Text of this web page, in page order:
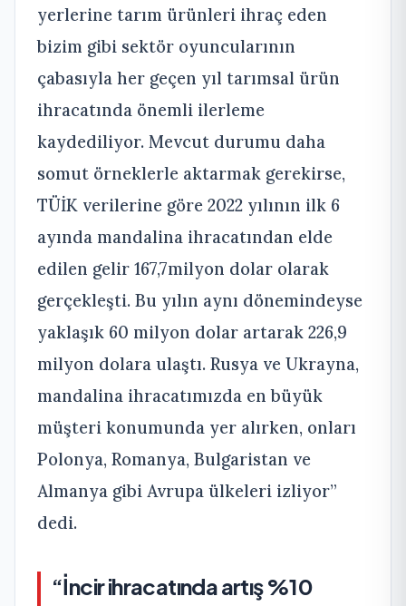
yerlerine tarım ürünleri ihraç eden
bizim gibi sektör oyuncularının
çabasıyla her geçen yıl tarımsal ürün
ihracatında önemli ilerleme
kaydediliyor. Mevcut durumu daha
somut örneklerle aktarmak gerekirse,
TÜİK verilerine göre 2022 yılının ilk 6
ayında mandalina ihracatından elde
edilen gelir 167,7milyon dolar olarak
gerçekleşti. Bu yılın aynı dönemindeyse
yaklaşık 60 milyon dolar artarak 226,9
milyon dolara ulaştı. Rusya ve Ukrayna,
mandalina ihracatımızda en büyük
müşteri konumunda yer alırken, onları
Polonya, Romanya, Bulgaristan ve
Almanya gibi Avrupa ülkeleri izliyor”
dedi.
“İncir ihracatında artış %10